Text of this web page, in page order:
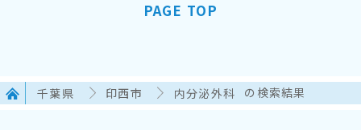
PAGE TOP
千葉県 印西市 内分泌外科 の検索結果